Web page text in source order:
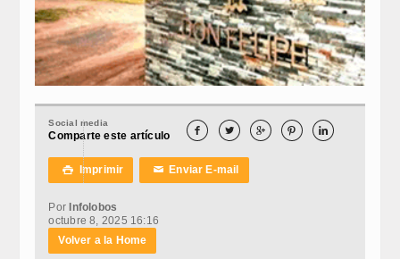
Social media
Comparte este artículo     
 Imprimir ✉Enviar E-mail
PorInfolobos
octubre 8, 2025 16:16
Volver a la Home